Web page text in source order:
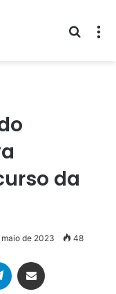
da
de 2023 48
Telegram